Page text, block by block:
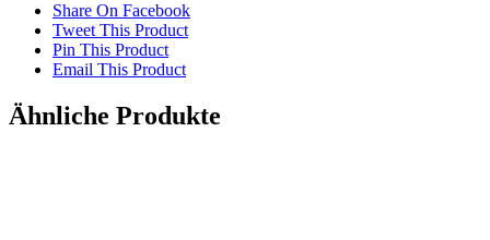
Share On Facebook
Tweet This Product
Pin This Product
Email This Product
Ähnliche Produkte